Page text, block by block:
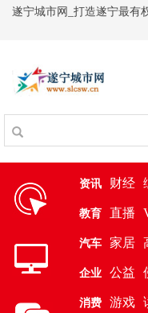
遂宁城市网_打造遂宁最有
资讯 财经
教育 直播
汽车 家居
企业 公益
消费 游戏